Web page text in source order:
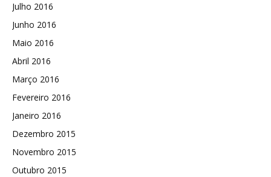
Julho 2016
Junho 2016
Maio 2016
Abril 2016
Março 2016
Fevereiro 2016
Janeiro 2016
Dezembro 2015
Novembro 2015
Outubro 2015